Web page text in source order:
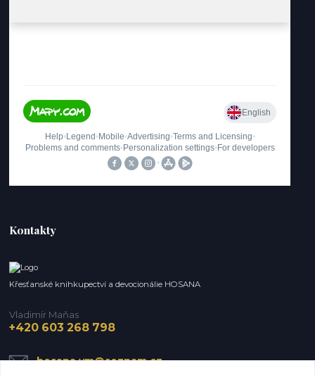
Kontakty
Křesťanské knihkupectví a devocionálie HOSANA
Vladimír Maňas
+420 603 268 798
hosana.vm@seznam.cz